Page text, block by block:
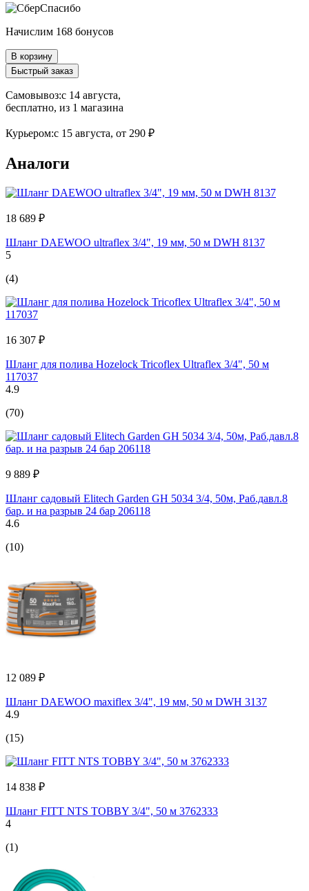
Начислим 168 бонусов
В корзину
Быстрый заказ
Самовывоз:c 14 августа,
бесплатно, из 1 магазина
Курьером:c 15 августа, от 290 ₽
Аналоги
18 689 ₽
Шланг DAEWOO ultraflex 3/4", 19 мм, 50 м DWH 8137
5
(4)
16 307 ₽
Шланг для полива Hozelock Tricoflex Ultraflex 3/4", 50 м
117037
4.9
(70)
9 889 ₽
Шланг садовый Elitech Garden GH 5034 3/4, 50м, Раб.давл.8
бар. и на разрыв 24 бар 206118
4.6
(10)
12 089 ₽
Шланг DAEWOO maxiflex 3/4", 19 мм, 50 м DWH 3137
4.9
(15)
14 838 ₽
Шланг FITT NTS TOBBY 3/4", 50 м 3762333
4
(1)